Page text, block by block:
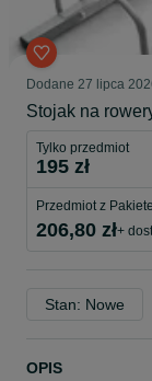
Dodane 27 lipca
Stojak na
Tylko przedmiot
195 zł
Przedmiot z
206,80 zł+
Stan: Nowe
OPIS